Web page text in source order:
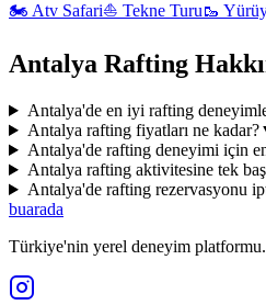
🏍️ Atv Safari⛵ Tekne Turu🥾
Antalya Rafting
Antalya'de en iyi rafting
Antalya rafting fiyatları ne kadar?
Antalya'de rafting deneyimi için
Antalya rafting aktivitesine tek
Antalya'de rafting rezervasyonu
buarada
Türkiye'nin yerel deneyim